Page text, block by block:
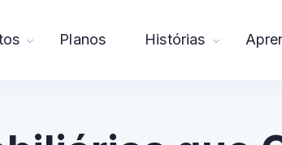
Planos Histórias